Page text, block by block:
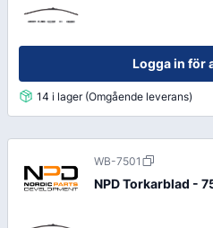
Logga in för
14 i lager (Omgående leverans)
WB-7501
NPD Torkarblad -